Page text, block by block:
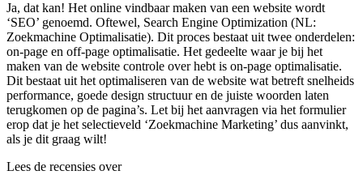
Ja, dat kan! Het online vindbaar maken van een website wordt
‘SEO’ genoemd. Oftewel, Search Engine Optimization (NL:
Zoekmachine Optimalisatie). Dit proces bestaat uit twee onderdelen:
on-page en off-page optimalisatie. Het gedeelte waar je bij het
maken van de website controle over hebt is on-page optimalisatie.
Dit bestaat uit het optimaliseren van de website wat betreft snelheids
performance, goede design structuur en de juiste woorden laten
terugkomen op de pagina’s. Let bij het aanvragen via het formulier
erop dat je het selectieveld ‘Zoekmachine Marketing’ dus aanvinkt,
als je dit graag wilt!
Lees de recensies over